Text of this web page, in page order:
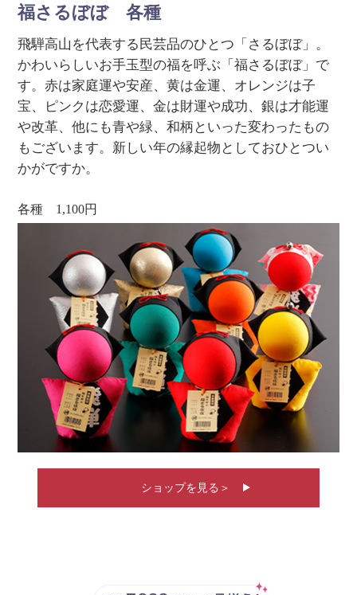
福さるぼぼ 各種
飛騨高山を代表する民芸品のひとつ「さるぼぼ」。
かわいらしいお手玉型の福を呼ぶ「福さるぼぼ」で
す。赤は家庭運や安産、黄は金運、オレンジは子
宝、ピンクは恋愛運、金は財運や成功、銀は才能運
や改革、他にも青や緑、和柄といった変わったもの
もございます。新しい年の縁起物としておひとつい
かがですか。
各種 1,100円
ショップを見る＞